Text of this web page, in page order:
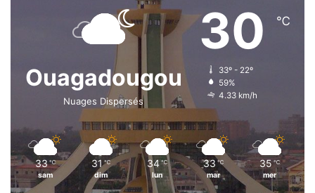
Ouagadougou
Nuages Dispersés
30 ℃
33º - 22º
59%
4.33 km/h
33 ℃
sam
31 ℃
dim
34 ℃
lun
33 ℃
mar
35 ℃
mer